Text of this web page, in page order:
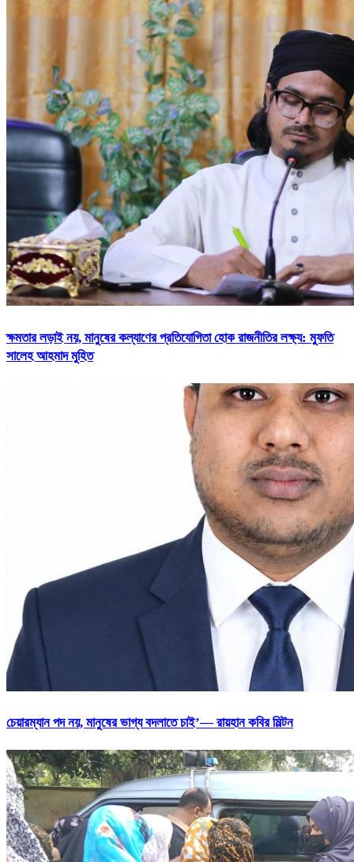
ক্ষমতার লড়াই নয়, মানুষের কল্যাণের প্রতিযোগিতা হোক রাজনীতির লক্ষ্য: মুফতি
সালেহ আহমাদ মুহিত
চেয়ারম্যান পদ নয়, মানুষের ভাগ্য বদলাতে চাই’— রায়হান কবির মিল্টন